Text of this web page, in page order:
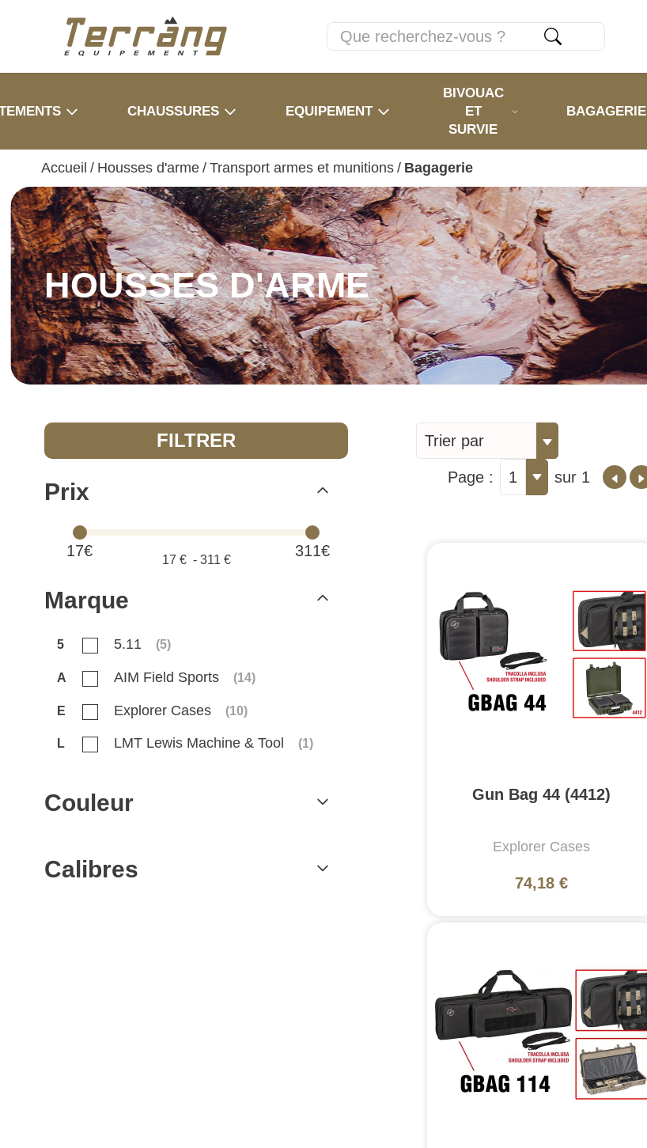
CHAUSSURES EQUIPEMENT
BIVOUAC
ET
SURVIE
BAGAGERIE
Accueil / Housses d'arme / Transport armes et munitions / Bagagerie
HOUSSES D'ARME
FILTRER
Prix
17€ 311€
17 € - 311 €
Marque
5 5.11 (5)
A AIM Field Sports (14)
E Explorer Cases (10)
L LMT Lewis Machine & Tool (1)
Couleur
Calibres
Trier par
Page : 1 sur 1
Gun Bag 44 (4412)
Explorer Cases
74,18 €